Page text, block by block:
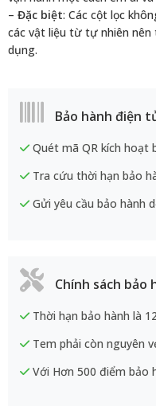
– Đặc biệt: Các cột lọc
các vật liệu từ tự nhiên
dụng.
Bảo hành điện
Quét mã QR kích hoạt
Tra cứu thời hạn bảo
Gửi yêu cầu bảo hành
Chính sách bảo
Thời hạn bảo hành là
Tem phải còn nguyên
Với Hơn 500 điểm bảo